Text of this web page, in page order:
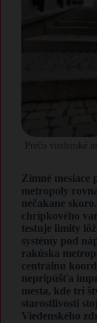
Prečo viedenské
Zimné mesiace
metropoly
nečakane
chrípkového
testuje limity
systémy pod
rakúska
centrálnu
nepripúšťa
mesta, kde tri
starostlivosti
Viedenského